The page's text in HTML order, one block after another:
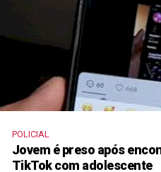
POLICIAL
Jovem é preso após
TikTok com adolescente